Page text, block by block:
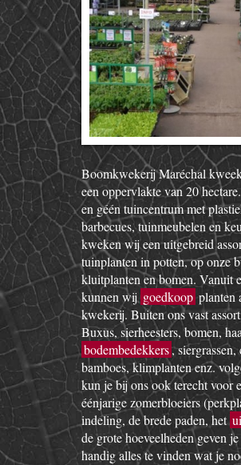
Boomkwekerij Maréchal
een oppervlakte van 20
en géén tuincentrum met
barbecues, tuinmeubelen en
kweken wij een uitgebreid
tuinplanten in potten, op onze
kluitplanten en bomen. Vanuit
kunnen wij goedkoop planten
kwekerij. Buiten ons vast
Buxus, sierheesters, bomen,
bodembedekkers,
bamboes, klimplanten enz.
kun je bij ons ook terecht voor
éénjarige zomerbloeiers
indeling, de brede paden, het
de grote hoeveelheden geven
handig alles te vinden wat je